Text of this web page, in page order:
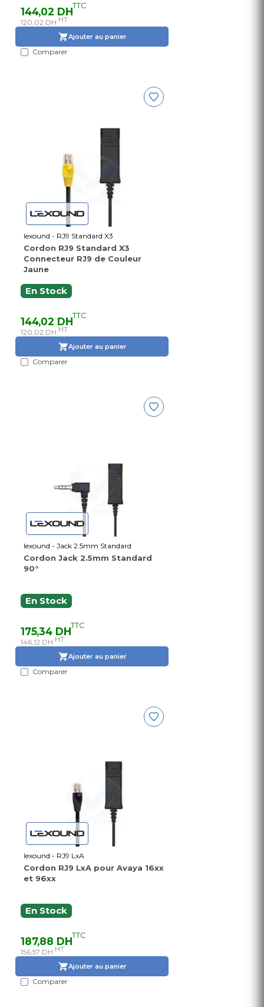
144,02 DHTTC
120,02 DH HT
Ajouter au panier
Comparer
lexound - RJ9 Standard X3
Cordon RJ9 Standard X3
Connecteur RJ9 de Couleur
Jaune
En Stock
144,02 DHTTC
120,02 DH HT
Ajouter au panier
Comparer
lexound - Jack 2.5mm Standard
Cordon Jack 2.5mm Standard
90°
En Stock
175,34 DHTTC
146,12 DH HT
Ajouter au panier
Comparer
lexound - RJ9 LxA
Cordon RJ9 LxA pour Avaya 16xx
et 96xx
En Stock
187,88 DHTTC
156,57 DH HT
Ajouter au panier
Comparer